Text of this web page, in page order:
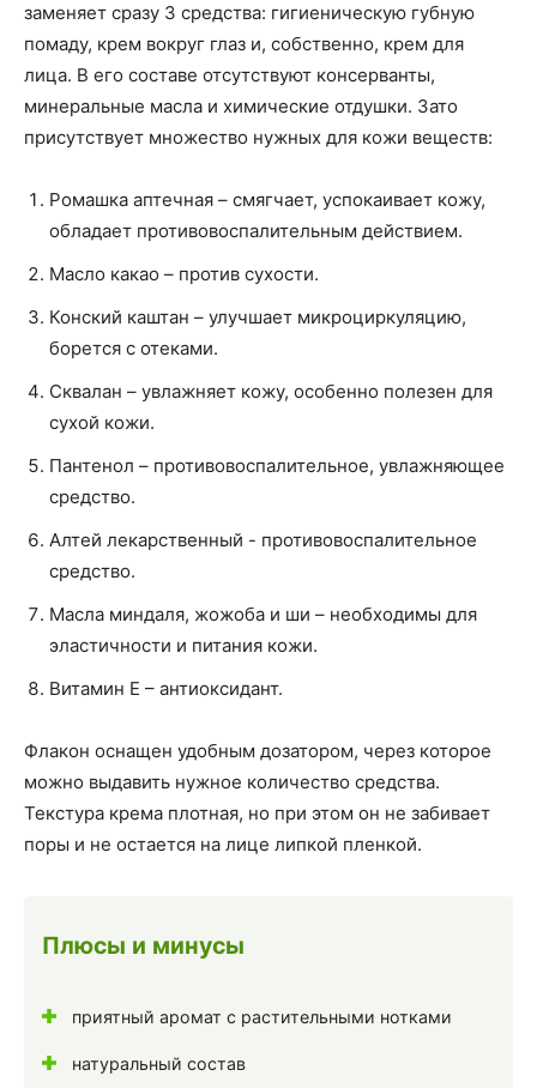
заменяет сразу 3 средства: гигиеническую губную
помаду, крем вокруг глаз и, собственно, крем для
лица. В его составе отсутствуют консерванты,
минеральные масла и химические отдушки. Зато
присутствует множество нужных для кожи веществ:
Ромашка аптечная – смягчает, успокаивает кожу,
обладает противовоспалительным действием.
Масло какао – против сухости.
Конский каштан – улучшает микроциркуляцию,
борется с отеками.
Сквалан – увлажняет кожу, особенно полезен для
сухой кожи.
Пантенол – противовоспалительное, увлажняющее
средство.
Алтей лекарственный - противовоспалительное
средство.
Масла миндаля, жожоба и ши – необходимы для
эластичности и питания кожи.
Витамин Е – антиоксидант.
Флакон оснащен удобным дозатором, через которое
можно выдавить нужное количество средства.
Текстура крема плотная, но при этом он не забивает
поры и не остается на лице липкой пленкой.
Плюсы и минусы
приятный аромат с растительными нотками
натуральный состав